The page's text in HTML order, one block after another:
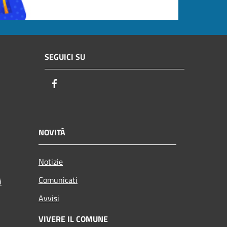
SEGUICI SU
NOVITÀ
Notizie
Comunicati
Avvisi
VIVERE IL COMUNE